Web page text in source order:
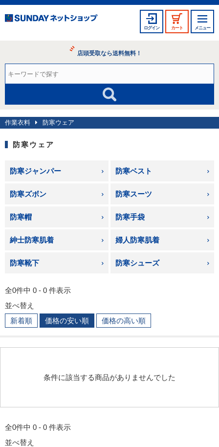
ログイン カート メニュー
店頭受取なら送料無料！
作業衣料 防寒ウェア
防寒ウェア
防寒ジャンパー 防寒ベスト
防寒ズボン 防寒スーツ
防寒帽 防寒手袋
紳士防寒肌着 婦人防寒肌着
防寒靴下 防寒シューズ
全0件中 0 - 0 件表示
並べ替え
新着順
価格の安い順 価格の高い順
条件に該当する商品がありませんでした
全0件中 0 - 0 件表示
並べ替え